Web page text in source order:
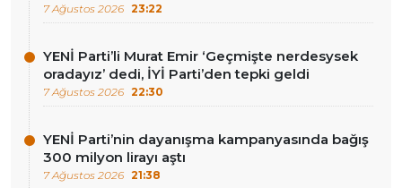
7 Ağustos 2026 23:22
YENİ Parti’li Murat Emir ‘Geçmişte nerdesysek
oradayız’ dedi, İYİ Parti’den tepki geldi
7 Ağustos 2026 22:30
YENİ Parti’nin dayanışma kampanyasında bağış
300 milyon lirayı aştı
7 Ağustos 2026 21:38